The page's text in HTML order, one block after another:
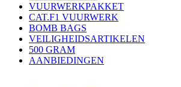
VUURWERKPAKKET
CAT.F1 VUURWERK
BOMB BAGS
VEILIGHEIDSARTIKELEN
500 GRAM
AANBIEDINGEN